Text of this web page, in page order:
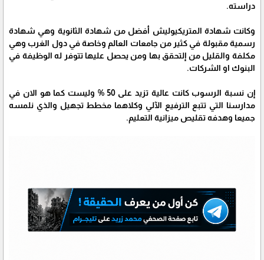
دراسته.
وكانت شهادة المتريكيوليش أفضل من شهادة الثانوية وهي شهادة
رسمية مقبولة في كثير من جامعات العالم وخاصة في دول الغرب وهي
مكلفة والقليل من إلتحقق بها ومن يحصل عليها تتوفر له الوظيفة في
البنوك او الشركات.
إن نسبة الرسوب كانت عالية تزيد على 50 % وليست كما هو الان في
مدارسنا التي تتبع الترفيع الآلي وكلاهما مخطط تجهيل والذي نلمسه
جميعا وهدفه تقليص ميزانية التعليم.